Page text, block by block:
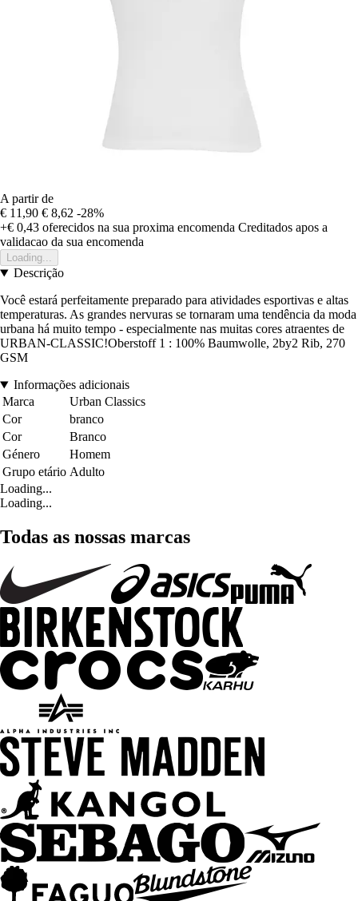
A partir de
€ 11,90 € 8,62 -28%
+€ 0,43 oferecidos na sua proxima encomenda Creditados apos a
validacao da sua encomenda
Loading...
Descrição
Você estará perfeitamente preparado para atividades esportivas e altas
temperaturas. As grandes nervuras se tornaram uma tendência da moda
urbana há muito tempo - especialmente nas muitas cores atraentes de
URBAN-CLASSIC!Oberstoff 1 : 100% Baumwolle, 2by2 Rib, 270
GSM
Informações adicionais
Marca
Urban Classics
Cor
branco
Cor
Branco
Género
Homem
Grupo etário Adulto
Loading...
Loading...
Todas as nossas marcas